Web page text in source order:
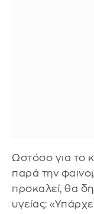
Ωστόσο για το
παρά την
προκαλεί, θα
υγείας: